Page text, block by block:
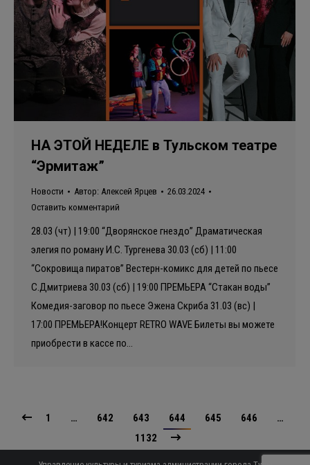
НА ЭТОЙ НЕДЕЛЕ в Тульском театре
“Эрмитаж”
Новости Автор: Алексей Ярцев
26.03.2024
Оставить комментарий
28.03 (чт) | 19:00 “Дворянское гнездо” Драматическая
элегия по роману И.С. Тургенева 30.03 (сб) | 11:00
“Сокровища пиратов” Вестерн-комикс для детей по пьесе
С.Дмитриева 30.03 (сб) | 19:00 ПРЕМЬЕРА “Стакан воды”
Комедия-заговор по пьесе Эжена Скриба 31.03 (вс) |
17:00 ПРЕМЬЕРА!Концерт RETRO WAVE Билеты вы можете
приобрести в кассе по…
1 … 642 643 644 645 646
…
1132